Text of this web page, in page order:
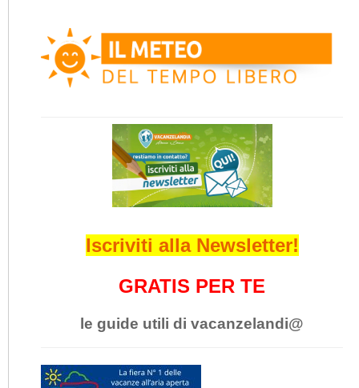
Iscriviti alla Newsletter!
GRATIS PER TE
le guide utili di vacanzelandi@